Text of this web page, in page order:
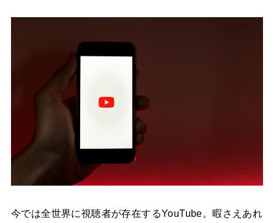
今では全世界に視聴者が存在するYouTube。暇さえあれ